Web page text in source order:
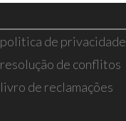
politica de privacidade
resolução de conflitos
livro de reclamações